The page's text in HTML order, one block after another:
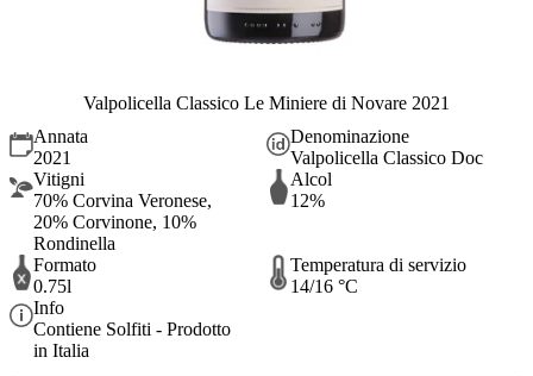
Valpolicella Classico Le Miniere di Novare 2021
Annata
2021
Denominazione
Valpolicella Classico Doc
Vitigni
70% Corvina Veronese,
20% Corvinone, 10%
Rondinella
Alcol
12%
Formato
0.75l
Temperatura di servizio
14/16 °C
Info
Contiene Solfiti - Prodotto
in Italia